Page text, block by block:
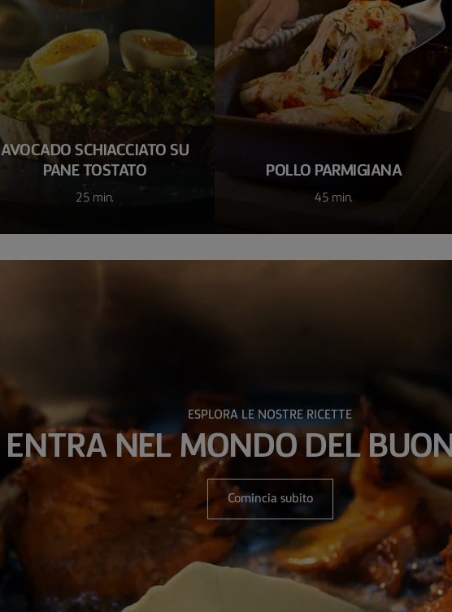
AVOCADO SCHIACCIATO SU
PANE TOSTATO
25 min.
POLLO PARMIGIANA
45 min.
ESPLORA LE NOSTRE RICETTE
ENTRA NEL MONDO DEL
Comincia subito